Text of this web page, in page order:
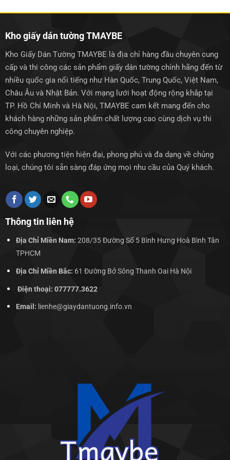
Kho giấy dán tường TMAYBE
Kho Giấy Dán Tường TMAYBE là địa chỉ hàng đầu chuyên cung
cấp và thi công các sản phẩm giấy dán tường chính hãng đến từ
nhiều quốc gia nổi tiếng như Hàn Quốc, Trung Quốc, Việt Nam,
Châu Âu và Nhật Bản. Với mạng lưới hoạt động rộng khắp tại
TP. Hồ Chí Minh và Hà Nội, TMAYBE cam kết mang đến cho
khách hàng những sản phẩm chất lượng cao cùng dịch vụ thi
công chuyên nghiệp.
Với các phương tiện hiện đại, phong phú và đa dạng về chủng
loại, chúng tôi sẵn sàng đáp ứng mọi nhu cầu của Quý khách.
Thông tin liên hệ
Địa Chỉ Miền Nam: 208/35 Đường Số 5 Bình Hưng Hoà Bình Tân
TPHCM
Địa Chỉ Miền Bắc: 61 Đường Bở Sông Thanh Oai Hà Nội
Điện thoại: 077777.3622
Email: lienhe@giaydantuong.info.vn